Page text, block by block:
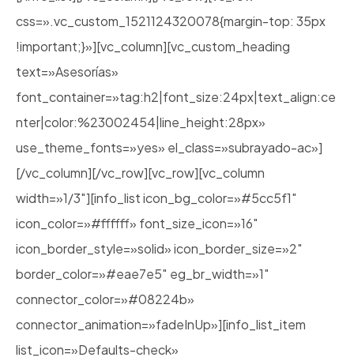
css=».vc_custom_1521124320078{margin-top: 35px
!important;}»][vc_column][vc_custom_heading
text=»Asesorías»
font_container=»tag:h2|font_size:24px|text_align:ce
nter|color:%23002454|line_height:28px»
use_theme_fonts=»yes» el_class=»subrayado-ac»]
[/vc_column][/vc_row][vc_row][vc_column
width=»1/3″][info_list icon_bg_color=»#5cc5f1″
icon_color=»#ffffff» font_size_icon=»16″
icon_border_style=»solid» icon_border_size=»2″
border_color=»#eae7e5″ eg_br_width=»1″
connector_color=»#08224b»
connector_animation=»fadeInUp»][info_list_item
list_icon=»Defaults-check»